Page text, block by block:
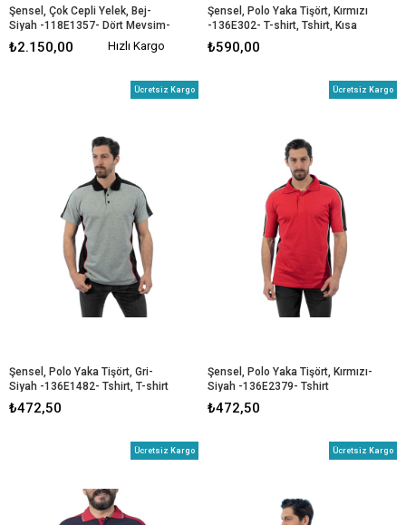
Şensel, Çok Cepli Yelek, Bej-
Siyah -118E1357- Dört Mevsim-
Vest
₺2.150,00 Hızlı Kargo
Şensel, Polo Yaka Tişört, Kırmızı
-136E302- T-shirt, Tshirt, Kısa
Kollu
₺590,00
Şensel, Polo Yaka Tişört, Gri-
Siyah -136E1482- Tshirt, T-shirt
₺472,50
Ücretsiz Kargo
Şensel, Polo Yaka Tişört, Kırmızı-
Siyah -136E2379- Tshirt
₺472,50
Ücretsiz Kargo
Ücretsiz Kargo Ücretsiz Kargo